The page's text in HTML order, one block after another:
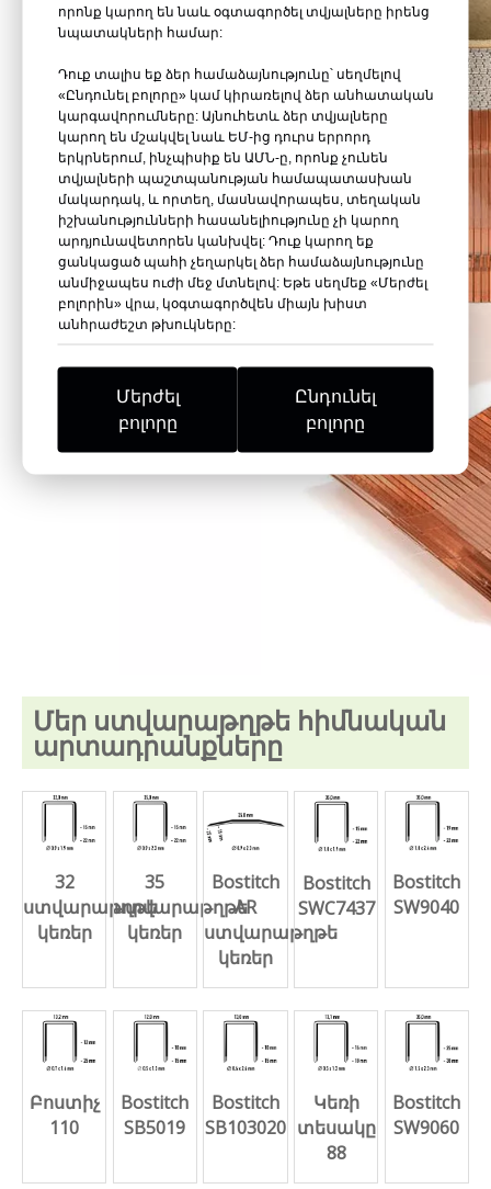
Մեր ստվարաթղթե հիմնական
արտադրանքները
32
ստվարաթղթե
կեռեր
35
ստվարաթղթե
կեռեր
Bostitch
AR
ստվարաթղթե
կեռեր
Bostitch
SWC7437
Bostitch
SW9040
Բոստիչ
110
Bostitch
SB5019
Bostitch
SB103020
Կեռի
տեսակը
88
Bostitch
SW9060
որոնք կարող են նաև օգտագործել տվյալները իրենց
նպատակների համար:
Դուք տալիս եք ձեր համաձայնությունը՝ սեղմելով
«Ընդունել բոլորը» կամ կիրառելով ձեր անհատական
​​կարգավորումները: Այնուհետև ձեր տվյալները
կարող են մշակվել նաև ԵՄ-ից դուրս երրորդ
երկրներում, ինչպիսիք են ԱՄՆ-ը, որոնք չունեն
տվյալների պաշտպանության համապատասխան
մակարդակ, և որտեղ, մասնավորապես, տեղական
իշխանությունների հասանելիությունը չի կարող
արդյունավետորեն կանխվել: Դուք կարող եք
ցանկացած պահի չեղարկել ձեր համաձայնությունը
անմիջապես ուժի մեջ մտնելով: Եթե ​​սեղմեք «Մերժել
բոլորին» վրա, կօգտագործվեն միայն խիստ
անհրաժեշտ թխուկները:
Մերժել
բոլորը
Ընդունել
բոլորը